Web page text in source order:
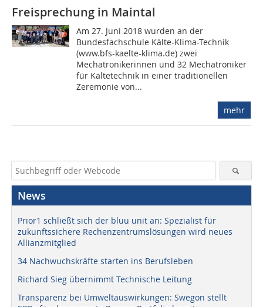
Freisprechung in Maintal
Am 27. Juni 2018 wurden an der
Bundesfachschule Kälte-Klima-Technik
(www.bfs-kaelte-klima.de) zwei
Mechatronikerinnen und 32 Mechatroniker
für Kältetechnik in einer traditionellen
Zeremonie von...
mehr
News
Prior1 schließt sich der bluu unit an: Spezialist für
zukunftssichere Rechenzentrumslösungen wird neues
Allianzmitglied
34 Nachwuchskräfte starten ins Berufsleben
Richard Sieg übernimmt Technische Leitung
Transparenz bei Umweltauswirkungen: Swegon stellt